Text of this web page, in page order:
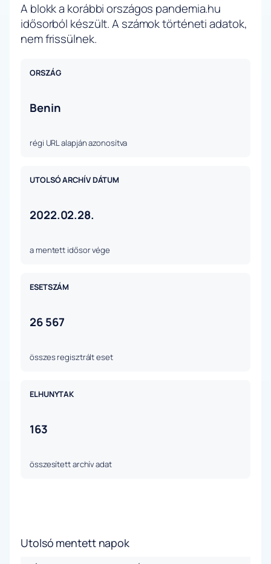
A blokk a korábbi országos pandemia.hu
idősorból készült. A számok történeti adatok,
nem frissülnek.
ORSZÁG
Benin
régi URL alapján azonosítva
UTOLSÓ ARCHÍV DÁTUM
2022.02.28.
a mentett idősor vége
ESETSZÁM
26 567
összes regisztrált eset
ELHUNYTAK
163
összesített archív adat
Utolsó mentett napok